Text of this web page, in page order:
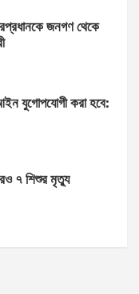
জনগণ থেকে
যুগোপযোগী করা হবে:
৭ শিশুর মৃত্যু